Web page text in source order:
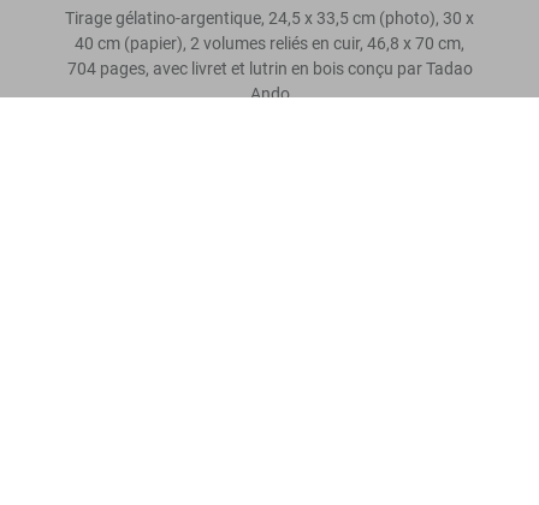
Tirage gélatino-argentique, 24,5 x 33,5 cm (photo), 30 x
40 cm (papier), 2 volumes reliés en cuir, 46,8 x 70 cm,
704 pages, avec livret et lutrin en bois conçu par Tadao
Ando